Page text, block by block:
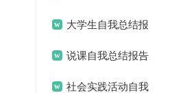
我总结报告
大学生自我总结报
告书说课自我总结报告
社会实践活动自我